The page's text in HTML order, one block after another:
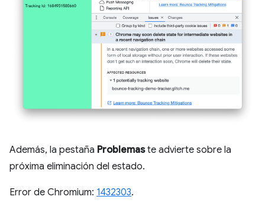
Además, la pestaña Problemaste advierte sobre la
próxima eliminación del estado.
Error de Chromium: 1432303.